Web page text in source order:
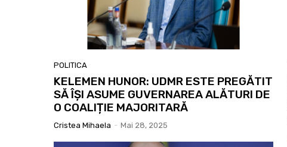
POLITICA
KELEMEN HUNOR: UDMR ESTE PREGĂTIT
SĂ ÎȘI ASUME GUVERNAREA ALĂTURI DE
O COALIȚIE MAJORITARĂ
Cristea Mihaela - Mai 28, 2025